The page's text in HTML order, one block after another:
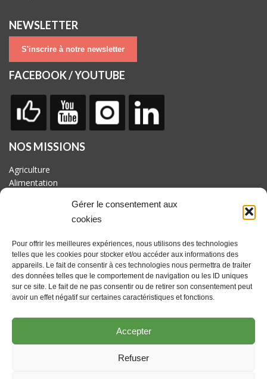
Gérer le consentement aux
cookies
Pour offrir les meilleures expériences, nous utilisons des technologies
telles que les cookies pour stocker et/ou accéder aux informations des
appareils. Le fait de consentir à ces technologies nous permettra de traiter
des données telles que le comportement de navigation ou les ID uniques
sur ce site. Le fait de ne pas consentir ou de retirer son consentement peut
avoir un effet négatif sur certaines caractéristiques et fonctions.
Accepter
Refuser
NEWSLETTER
S'inscrire à notre newsletter
FACEBOOK / YOUTUBE
NOS MISSIONS
Agriculture
Alimentation
Mobilité
AVEC LE SOUTIEN DE
Fonds européen pour le développement rural : l'Europe investit
dans les zones rurales. Actions coordonnées par le GAL
Brabant wallon et des communes de Beauvechain, Hélécine,
Incourt, Jodoigne, Orp-jauche, Perwez et Ramillies